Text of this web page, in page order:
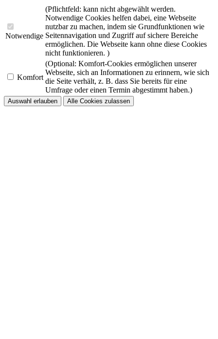
Notwendige
(Pflichtfeld: kann nicht abgewählt werden.
Notwendige Cookies helfen dabei, eine Webseite
nutzbar zu machen, indem sie Grundfunktionen wie
Seitennavigation und Zugriff auf sichere Bereiche
ermöglichen. Die Webseite kann ohne diese Cookies
nicht funktionieren. )
Komfort
(Optional: Komfort-Cookies ermöglichen unserer
Webseite, sich an Informationen zu erinnern, wie sich
die Seite verhält, z. B. dass Sie bereits für eine
Umfrage oder einen Termin abgestimmt haben.)